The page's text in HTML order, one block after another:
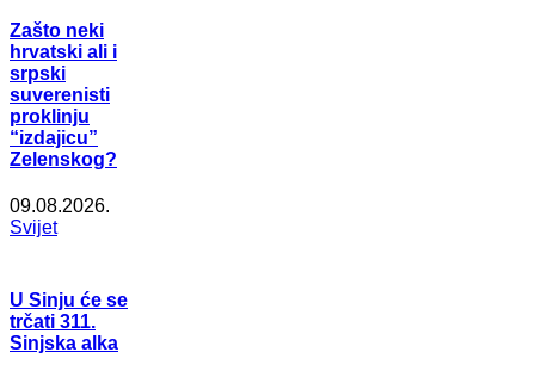
Zašto neki
hrvatski ali i
srpski
suverenisti
proklinju
“izdajicu”
Zelenskog?
09.08.2026.
Svijet
U Sinju će se
trčati 311.
Sinjska alka